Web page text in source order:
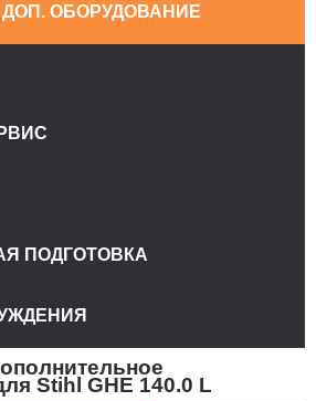
Stihl GHE 140.0 L
ОБОРУДОВАНИЕ
ПОДГОТОВКА